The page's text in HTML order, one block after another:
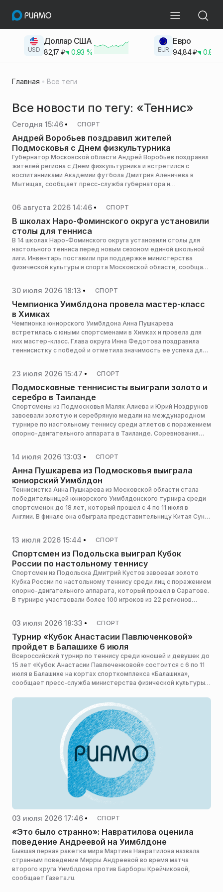
USD
Доллар США
82,17 ₽ 0.93 % EUR
Евро
94,84₽ 0.83
Главная Все теги
Все новости по тегу: «Теннис»
Сегодня 15:46 СПОРТ
Андрей Воробьев поздравил жителей
Подмосковья с Днем физкультурника
Губернатор Московской области Андрей Воробьев поздравил
жителей региона с Днем физкультурника и встретился с
воспитанниками Академии футбола Дмитрия Аленичева в
Мытищах, сообщает пресс-служба губернатора и
06 августа 2026 14:46 СПОРТ
В школах Наро-Фоминского округа установили
столы для тенниса
В 14 школах Наро-Фоминского округа установили столы для
настольного тенниса перед новым сезоном единой школьной
лиги. Инвентарь поставили при поддержке министерства
физической культуры и спорта Московской области, сообщает
30 июля 2026 18:13 СПОРТ
Чемпионка Уимблдона провела мастер-класс
в Химках
Чемпионка юниорского Уимблдона Анна Пушкарева
встретилась с юными спортсменами в Химках и провела для
них мастер-класс. Глава округа Инна Федотова поздравила
теннисистку с победой и отметила значимость ее успеха для
23 июля 2026 15:47 СПОРТ
Подмосковные теннисисты выиграли золото и
серебро в Таиланде
Спортсмены из Подмосковья Маляк Алиева и Юрий Ноздрунов
завоевали золотую и серебряную медали на международном
турнире по настольному теннису среди атлетов с поражением
опорно-двигательного аппарата в Таиланде. Соревнования
области.
14 июля 2026 13:03 СПОРТ
Анна Пушкарева из Подмосковья выиграла
юниорский Уимблдон
Теннисистка Анна Пушкарева из Московской области стала
победительницей юниорского Уимблдонского турнира среди
спортсменок до 18 лет, который прошел с 4 по 11 июля в
Англии. В финале она обыграла представительницу Китая Сунь
13 июля 2026 15:44 СПОРТ
Спортсмен из Подольска выиграл Кубок
России по настольному теннису
Спортсмен из Подольска Дмитрий Кустов завоевал золото
Кубка России по настольному теннису среди лиц с поражением
опорно-двигательного аппарата, который прошел в Саратове.
В турнире участвовали более 100 игроков из 22 регионов
03 июля 2026 18:33 СПОРТ
Турнир «Кубок Анастасии Павлюченковой»
пройдет в Балашихе 6 июля
Всероссийский турнир по теннису среди юношей и девушек до
15 лет «Кубок Анастасии Павлюченковой» состоится с 6 по 11
июля в Балашихе на кортах спорткомплекса «Балашиха»,
сообщает пресс-служба министерства физической культуры и
03 июля 2026 17:46 СПОРТ
«Это было странно»: Навратилова оценила
поведение Андреевой на Уимблдоне
Бывшая первая ракетка мира Мартина Навратилова назвала
странным поведение Мирры Андреевой во время матча
второго круга Уимблдона против Барборы Крейчиковой,
сообщает Газета.ru.